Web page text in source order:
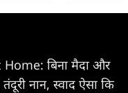
बिना मैदा और
नान, स्वाद ऐसा कि